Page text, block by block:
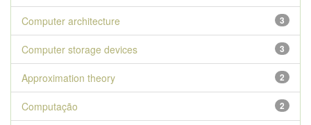
3
Computer architecture
3
Computer storage devices
2
Approximation theory
2
Computação